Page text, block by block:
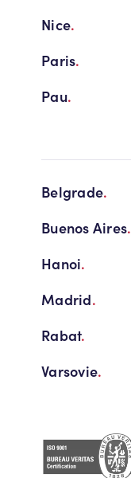
Nice.
Paris.
Pau.
Belgrade.
Buenos Aires.
Hanoi.
Madrid.
Rabat.
Varsovie.